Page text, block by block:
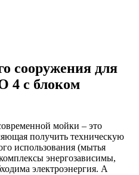
сооружения для
4 с блоком
мойки – это
получить техническую
использования (мытья
энергозависимы,
электроэнергия. А